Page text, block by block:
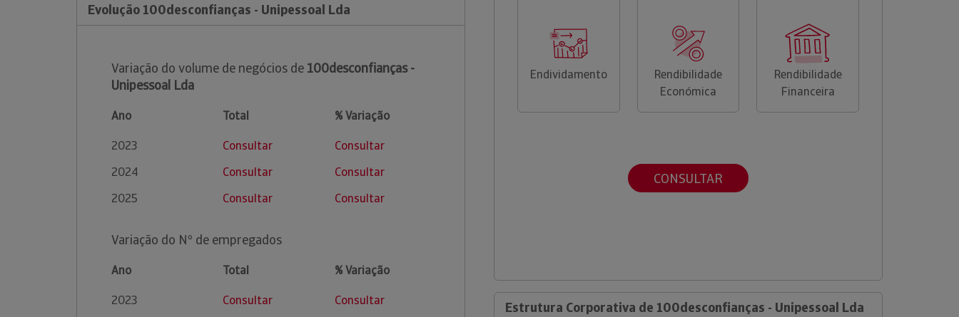
Evolução 100desconfianças - Unipessoal Lda
Variação do volume de negócios de 100desconfianças -
Unipessoal Lda
Ano Total
% Variação
2023
Consultar
Consultar
2024
Consultar
Consultar
2025
Consultar Consultar
Variação do Nº de empregados
Ano Total
% Variação
2023
Consultar
Consultar
Endividamento
Rendibilidade
Económica
Rendibilidade
Financeira
CONSULTAR
Estrutura Corporativa de 100desconfianças - Unipessoal Lda